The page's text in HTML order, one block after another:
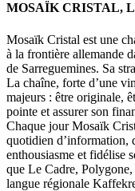
MOSAÏK CRISTAL,
Mosaïk Cristal est une
à la frontière allemande
de Sarreguemines. Sa
La chaîne, forte d’une
majeurs : être originale,
pointe et assurer son
Chaque jour Mosaïk
quotidien d’information,
enthousiasme et fidélise
que Le Cadre,
langue régionale